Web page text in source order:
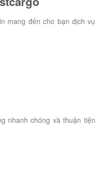
mang đến cho bạn dịch vụ
nhanh chóng và thuận tiện